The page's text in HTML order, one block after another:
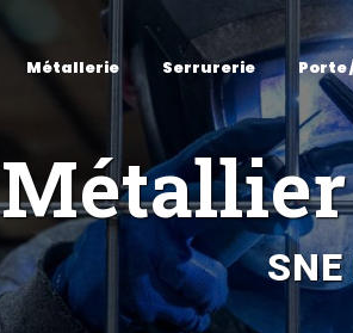
Métallerie Serrurerie Porte